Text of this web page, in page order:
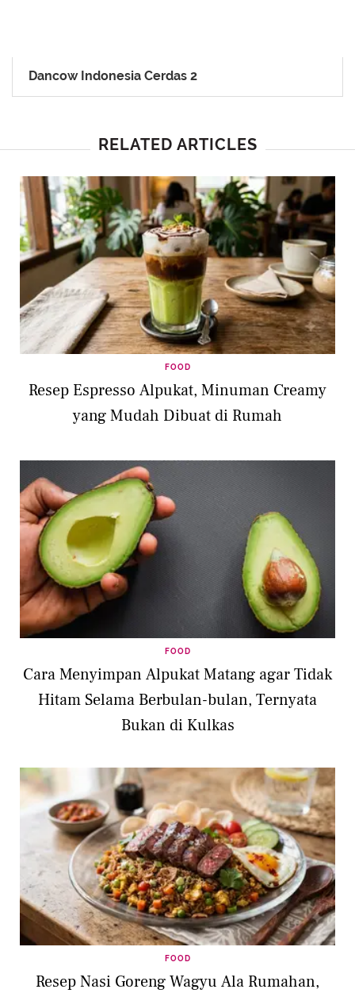
Dancow Indonesia Cerdas 2
RELATED ARTICLES
FOOD
Resep Espresso Alpukat, Minuman Creamy
yang Mudah Dibuat di Rumah
FOOD
Cara Menyimpan Alpukat Matang agar Tidak
Hitam Selama Berbulan-bulan, Ternyata
Bukan di Kulkas
FOOD
Resep Nasi Goreng Wagyu Ala Rumahan,